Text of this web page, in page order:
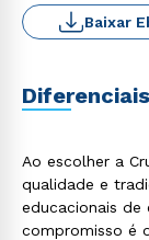
Baixar
Ao escolher a
qualidade e
educacionais de
compromisso é